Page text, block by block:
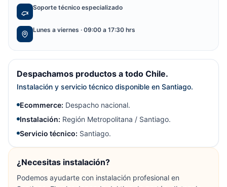
Soporte técnico especializado
Lunes a viernes · 09:00 a 17:30 hrs
Despachamos productos a todo Chile.
Instalación y servicio técnico disponible en Santiago.
Ecommerce: Despacho nacional.
Instalación: Región Metropolitana / Santiago.
Servicio técnico: Santiago.
¿Necesitas instalación?
Podemos ayudarte con instalación profesional en